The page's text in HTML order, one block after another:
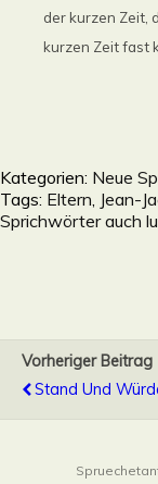
der kurzen Zeit,
kurzen Zeit fast
Kategorien: Neue
Tags: Eltern Jean-
Sprichwörter auch
Vorheriger Beitrag
Stand Und